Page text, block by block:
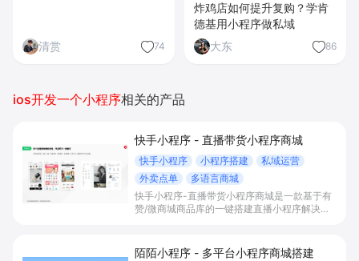
清赏 74
炸鸡店如何提升复购？学肯
德基用小程序做私域
大东
86
ios开发一个小程序相关的产品
快手小程序 - 直播带货小程序商城
快手小程序 小程序搭建
私域运营
外卖点单
多语言商城
快手小程序-直播带货小程序商城是一款基于有
赞/微商城商品库的一键搭建直播小程序解决方
短下单路径、沉淀私域会员并提升转化与复购。
陌陌小程序 - 多平台小程序商城搭建